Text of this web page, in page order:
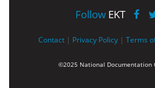
Follow EKT
Contact | Privacy Policy | Terms
©2025 National Documentation